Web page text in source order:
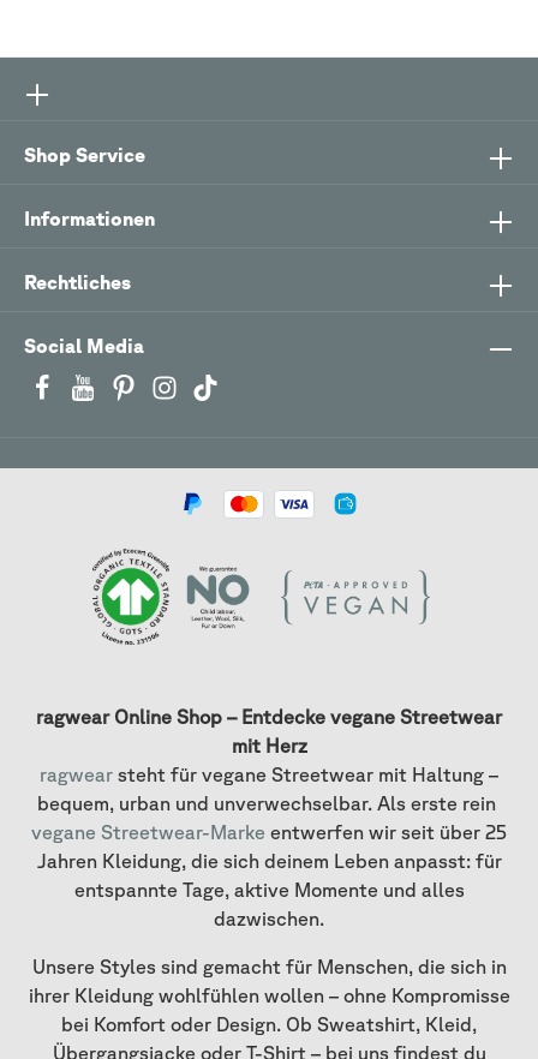
Social Media
Shop Service
Informationen
Rechtliches
ragwear Online Shop – Entdecke vegane Streetwear
mit Herz
ragwear steht für vegane Streetwear mit Haltung –
bequem, urban und unverwechselbar. Als erste rein
vegane Streetwear-Marke entwerfen wir seit über 25
Jahren Kleidung, die sich deinem Leben anpasst: für
entspannte Tage, aktive Momente und alles
dazwischen.
Unsere Styles sind gemacht für Menschen, die sich in
ihrer Kleidung wohlfühlen wollen – ohne Kompromisse
bei Komfort oder Design. Ob Sweatshirt, Kleid,
Übergangsjacke oder T-Shirt – bei uns findest du